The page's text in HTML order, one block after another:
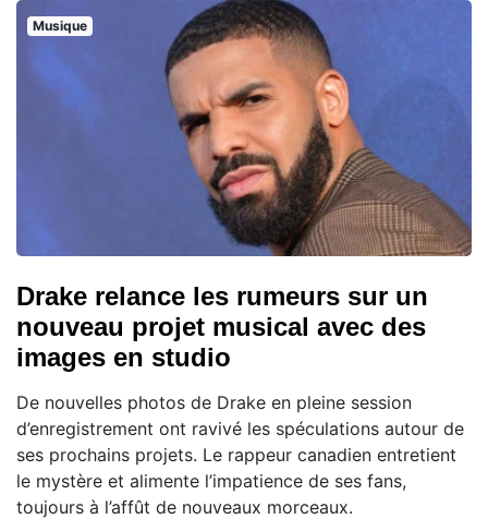
Musique
Drake relance les rumeurs sur un
nouveau projet musical avec des
images en studio
De nouvelles photos de Drake en pleine session
d’enregistrement ont ravivé les spéculations autour de
ses prochains projets. Le rappeur canadien entretient
le mystère et alimente l’impatience de ses fans,
toujours à l’affût de nouveaux morceaux.